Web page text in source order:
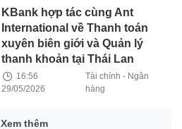
KBank hợp tác cùng Ant
International về Thanh toán
xuyên biên giới và Quản lý
thanh khoản tại Thái Lan
16:56
29/05/2026
Tài chính - Ngân
hàng
Xem thêm